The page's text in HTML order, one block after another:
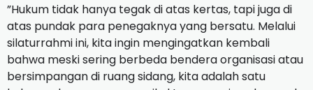
​”Hukum tidak hanya tegak di atas kertas, tapi juga di
atas pundak para penegaknya yang bersatu. Melalui
silaturrahmi ini, kita ingin mengingatkan kembali
bahwa meski sering berbeda bendera organisasi atau
bersimpangan di ruang sidang, kita adalah satu